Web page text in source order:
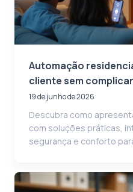
Automação
cliente sem complicar
19 de junho de 2026
Descubra como
com soluções práticas,
segurança e conforto